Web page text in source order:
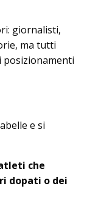
giornalisti,
ma tutti
posizionamenti
e si
che
dopati o dei